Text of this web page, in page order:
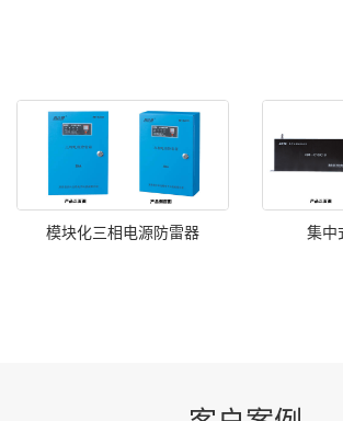
模块化三相电源防雷器 集中